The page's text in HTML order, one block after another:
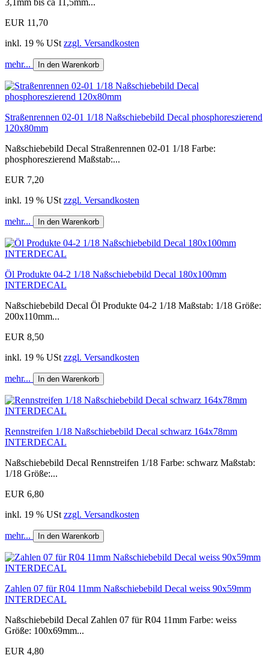
3,1mm bis ca 11,5mm...
EUR 11,70
inkl. 19 % USt zzgl. Versandkosten
mehr... In den Warenkorb
Straßenrennen 02-01 1/18 Naßschiebebild Decal phosphoreszierend
120x80mm
Naßschiebebild Decal Straßenrennen 02-01 1/18 Farbe:
phosphoreszierend Maßstab:...
EUR 7,20
inkl. 19 % USt zzgl. Versandkosten
mehr... In den Warenkorb
Öl Produkte 04-2 1/18 Naßschiebebild Decal 180x100mm
INTERDECAL
Naßschiebebild Decal Öl Produkte 04-2 1/18 Maßstab: 1/18 Größe:
200x110mm...
EUR 8,50
inkl. 19 % USt zzgl. Versandkosten
mehr... In den Warenkorb
Rennstreifen 1/18 Naßschiebebild Decal schwarz 164x78mm
INTERDECAL
Naßschiebebild Decal Rennstreifen 1/18 Farbe: schwarz Maßstab:
1/18 Größe:...
EUR 6,80
inkl. 19 % USt zzgl. Versandkosten
mehr... In den Warenkorb
Zahlen 07 für R04 11mm Naßschiebebild Decal weiss 90x59mm
INTERDECAL
Naßschiebebild Decal Zahlen 07 für R04 11mm Farbe: weiss
Größe: 100x69mm...
EUR 4,80